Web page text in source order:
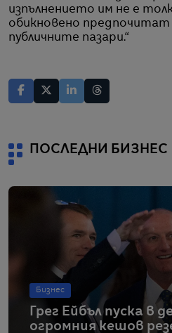
изпълнението им не е
обикновено
публичните пазари.“
ПОСЛЕДНИ БИЗНЕС
Бизнес
Грег Ейбъл пуска в
огромния кешов